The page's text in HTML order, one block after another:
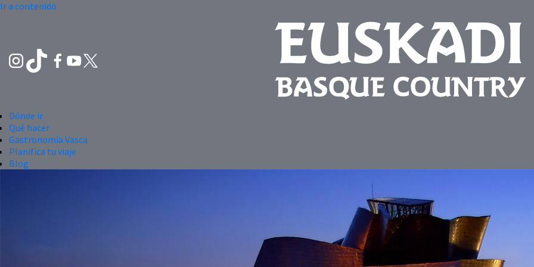
Ir a contenido
Dónde ir
Qué hacer
Gastronomía Vasca
Planifica tu viaje
Blog